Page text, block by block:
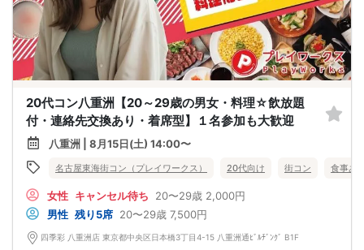
20代コン八重洲【20～29歳の男女・料理☆飲放題
付・連絡先交換あり・着席型】１名参加も大歓迎
八重洲 | 8月15日(土) 14:00〜
名古屋東海街コン（プレイワークス） 20代向け 街コン 食事あ
女性 キャンセル待ち 20〜29歳 2,000円
男性 残り5席 20〜29歳 7,500円
四季彩 八重洲店 東京都中央区日本橋3丁目4-15 八重洲通ﾋﾞﾙﾁﾞﾝｸﾞ B1F